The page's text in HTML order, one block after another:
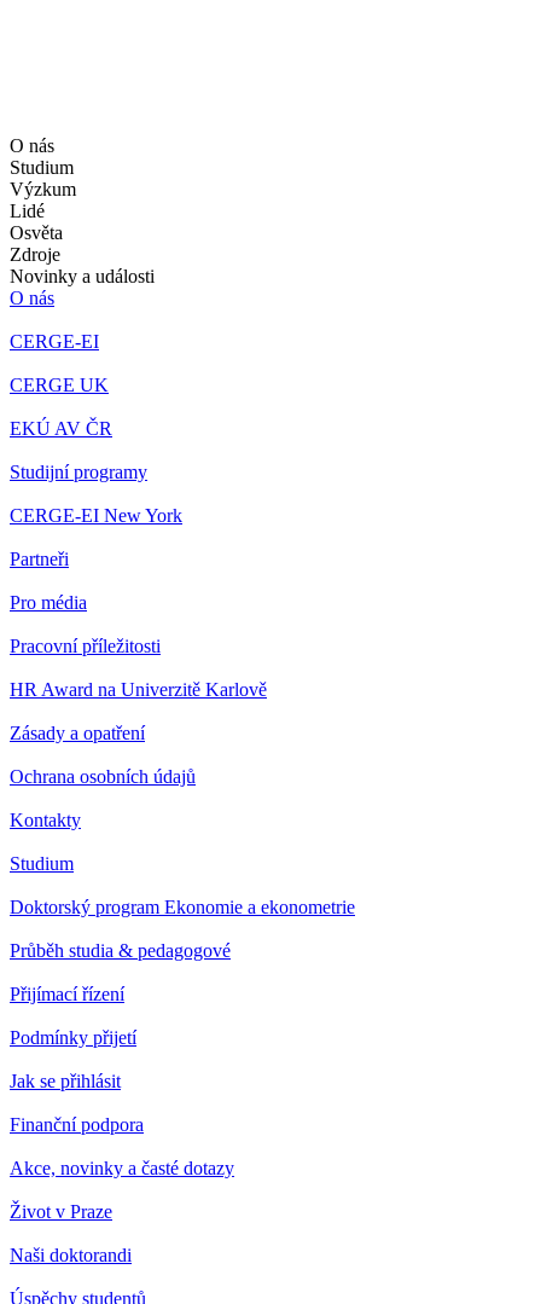
O nás
Studium
Výzkum
Lidé
Osvěta
Zdroje
Novinky a události
O nás
CERGE-EI
CERGE UK
EKÚ AV ČR
Studijní programy
CERGE-EI New York
Partneři
Pro média
Pracovní příležitosti
HR Award na Univerzitě Karlově
Zásady a opatření
Ochrana osobních údajů
Kontakty
Studium
Doktorský program Ekonomie a ekonometrie
Průběh studia & pedagogové
Přijímací řízení
Podmínky přijetí
Jak se přihlásit
Finanční podpora
Akce, novinky a časté dotazy
Život v Praze
Naši doktorandi
Úspěchy studentů